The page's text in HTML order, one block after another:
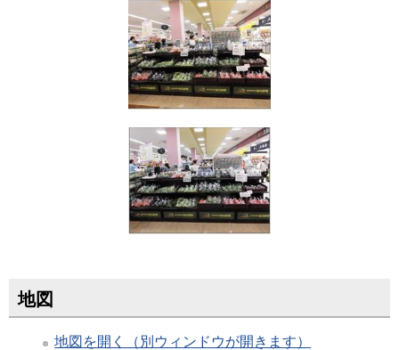
地図
地図を開く（別ウィンドウが開きます）